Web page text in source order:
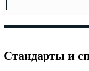
Стандарты и